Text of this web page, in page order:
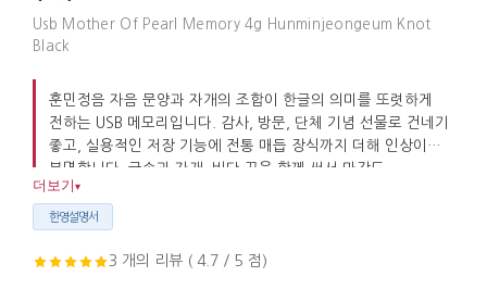
Usb Mother Of Pearl Memory 4g Hunminjeongeum Knot
Black
훈민정음 자음 문양과 자개의 조합이 한글의 의미를 또렷하게
전하는 USB 메모리입니다. 감사, 방문, 단체 기념 선물로 건네기
좋고, 실용적인 저장 기능에 전통 매듭 장식까지 더해 인상이
분명합니다. 금속과 자개, 비단 끈을 함께 써서 마감도
깔끔합니다.
더보기 ▾
한영설명서
3 개의 리뷰 ( 4.7 / 5 점)